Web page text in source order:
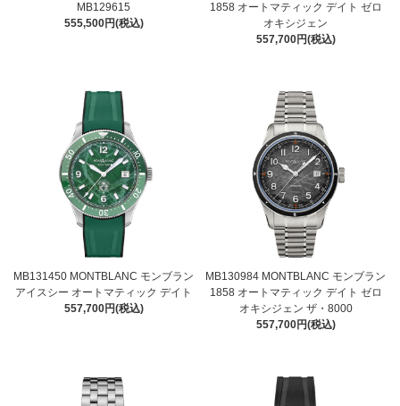
MB129615
555,500円(税込)
1858 オートマティック デイト ゼロ
オキシジェン
557,700円(税込)
MB131450 MONTBLANC モンブラン
アイスシー オートマティック デイト
557,700円(税込)
MB130984 MONTBLANC モンブラン
1858 オートマティック デイト ゼロ
オキシジェン ザ・8000
557,700円(税込)